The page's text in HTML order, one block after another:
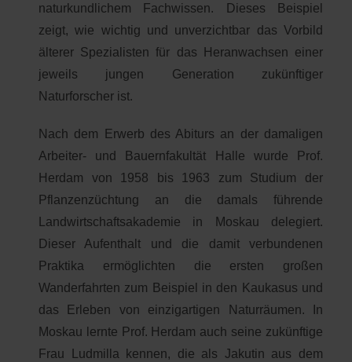
naturkundlichem Fachwissen. Dieses Beispiel
zeigt, wie wichtig und unverzichtbar das Vorbild
älterer Spezialisten für das Heranwachsen einer
jeweils jungen Generation zukünftiger
Naturforscher ist.
Nach dem Erwerb des Abiturs an der damaligen
Arbeiter- und Bauernfakultät Halle wurde Prof.
Herdam von 1958 bis 1963 zum Studium der
Pflanzenzüchtung an die damals führende
Landwirtschaftsakademie in Moskau delegiert.
Dieser Aufenthalt und die damit verbundenen
Praktika ermöglichten die ersten großen
Wanderfahrten zum Beispiel in den Kaukasus und
das Erleben von einzigartigen Naturräumen. In
Moskau lernte Prof. Herdam auch seine zukünftige
Frau Ludmilla kennen, die als Jakutin aus dem